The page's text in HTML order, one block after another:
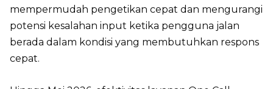
mempermudah pengetikan cepat dan mengurangi
potensi kesalahan input ketika pengguna jalan
berada dalam kondisi yang membutuhkan respons
cepat.